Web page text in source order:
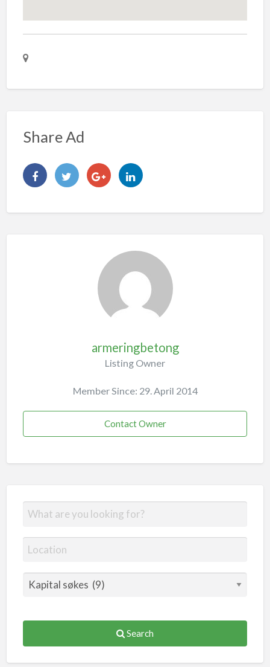
Share Ad
armeringbetong
Listing Owner
Member Since: 29. April 2014
Contact Owner
Search